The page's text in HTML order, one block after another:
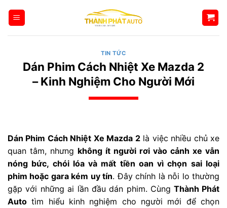
qua
TIN TỨC
Dán Phim Cách Nhiệt Xe Mazda 2
– Kinh Nghiệm Cho Người Mới
Dán Phim Cách Nhiệt Xe Mazda 2là việc nhiều chủ xe
quan tâm, nhưng không ít người rơi vào cảnh xe vẫn
nóng bức, chói lóa và mất tiền oan vì chọn sai loại
phim hoặc gara kém uy tín. Đây chính là nỗi lo thường
gặp với những ai lần đầu dán phim. Cùng Thành Phát
Auto tìm hiểu kinh nghiệm cho người mới để chọn